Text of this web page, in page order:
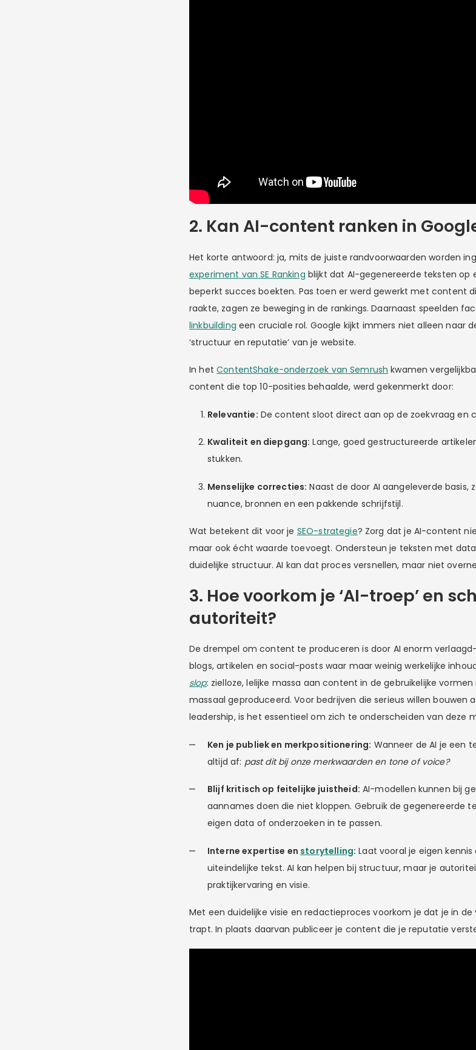
2. Kan AI-content ranken in
Het korte antwoord: ja, mits de juiste randvoorwaarden worden
experiment van SE Ranking blijkt dat AI-gegenereerde teksten op
beperkt succes boekten. Pas toen er werd gewerkt met content
raakte, zagen ze beweging in de rankings. Daarnaast speelden
linkbuilding een cruciale rol. Google kijkt immers niet alleen naar
‘structuur en reputatie’ van je website.
In hetContentShake-onderzoek van Semrush kwamen
content die top 10-posities behaalde, werd gekenmerkt door:
Relevantie: De content sloot direct aan op de zoekvraag en
Kwaliteit en diepgang: Lange, goed gestructureerde
stukken.
Menselijke correcties: Naast de door AI aangeleverde basis,
nuance, bronnen en een pakkende schrijfstijl.
Wat betekent dit voor je SEO-strategie? Zorg dat je AI-content
maar ook écht waarde toevoegt. Ondersteun je teksten met
duidelijke structuur. AI kan dat proces versnellen, maar niet
3. Hoe voorkom je ‘AI-troep’ en
autoriteit?
De drempel om content te produceren is door AI enorm
blogs, artikelen en social-posts waar maar weinig werkelijke
slop: zielloze, lelijke massa aan content in de gebruikelijke
massaal geproduceerd. Voor bedrijven die serieus willen
leadership, is het essentieel om zich te onderscheiden van deze
Ken je publiek en merkpositionering: Wanneer de AI je een
altijd af: past dit bij onze merkwaarden en tone of voice?
Blijf kritisch op feitelijke juistheid: AI-modellen kunnen bij
aannames doen die niet kloppen. Gebruik de gegenereerde
eigen data of onderzoeken in te passen.
Interne expertise en storytelling: Laat vooral je eigen
uiteindelijke tekst. AI kan helpen bij structuur, maar je
praktijkervaring en visie.
Met een duidelijke visie en redactieproces voorkom je dat je in de
trapt. In plaats daarvan publiceer je content die je reputatie